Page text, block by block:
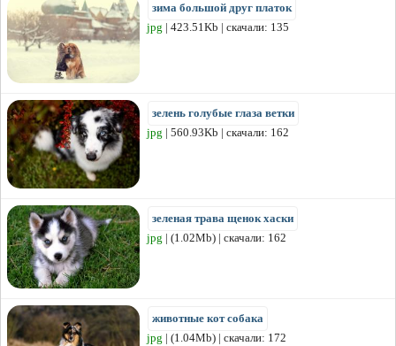
зима большой друг платок
jpg | 423.51Kb | скачали: 135
зелень голубые глаза ветки
jpg | 560.93Kb | скачали: 162
зеленая трава щенок хаски
jpg | (1.02Mb) | скачали: 162
животные кот собака
jpg | (1.04Mb) | скачали: 172